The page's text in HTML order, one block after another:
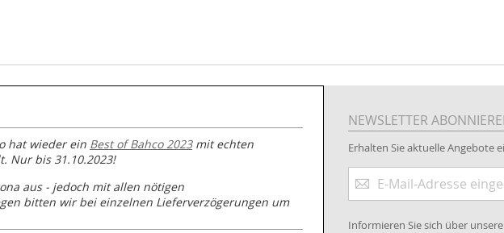
hat wieder ein Best of Bahco 2023mit echten
Nur bis 31.10.2023!
aus - jedoch mit allen nötigen
bitten wir bei einzelnen Lieferverzögerungen um
NEWSLETTER
Erhalten Sie aktuelle Angebote
zum
Informieren Sie sich über